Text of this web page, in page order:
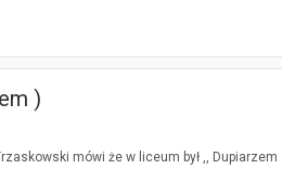
)
mówi że w liceum był ,,